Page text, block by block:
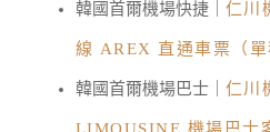
韓國首爾機場快捷｜ 仁川
線 AREX 直通車票（單
韓國首爾機場巴士｜ 仁川